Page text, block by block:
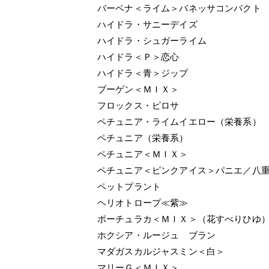
バーベナ＜ライム＞バネッサコンパクト
ハイドラ・サニーデイズ
ハイドラ・シュガーライム
ハイドラ＜Ｐ＞恋心
ハイドラ＜青＞ジップ
ブーゲン＜ＭＩＸ＞
フロックス・ピロサ
ペチュニア・ライムイエロー（栄養系）
ペチュニア（栄養系）
ペチュニア＜ＭＩＸ＞
ペチュニア＜ピンクアイス＞パニエ／八
ペットプラント
ヘリオトロープ≪紫≫
ポーチュラカ＜ＭＩＸ＞（花すべりひゆ）
ホクシア・ルージュ ブラン
マダガスカルジャスミン＜白＞